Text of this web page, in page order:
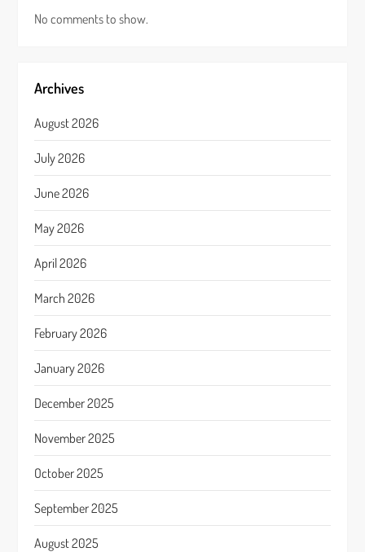
No comments to show.
Archives
August 2026
July 2026
June 2026
May 2026
April 2026
March 2026
February 2026
January 2026
December 2025
November 2025
October 2025
September 2025
August 2025